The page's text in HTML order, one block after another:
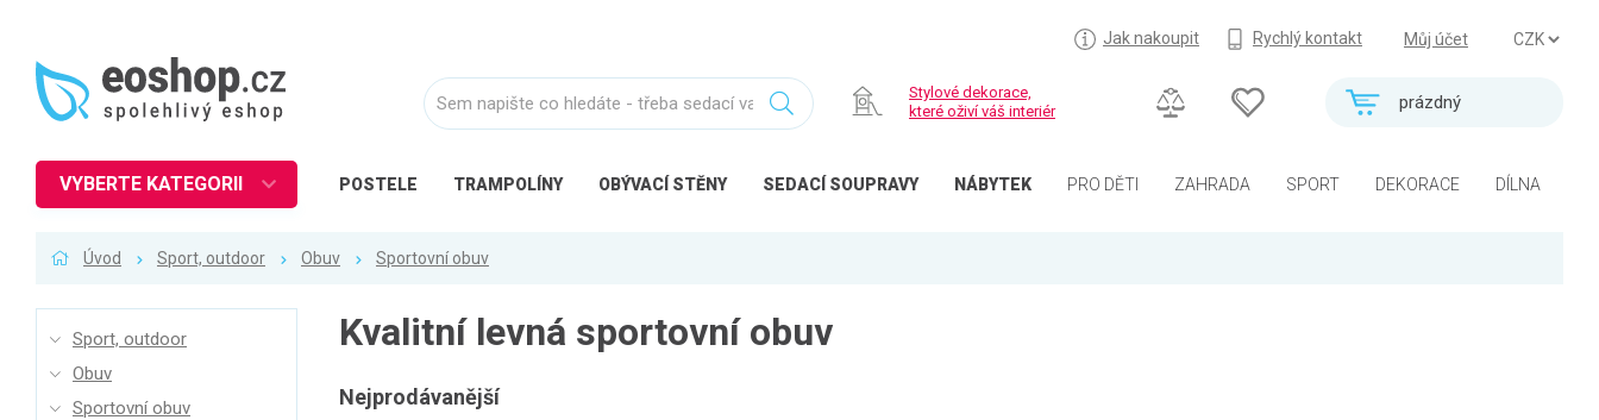
Můj účet
Jak nakoupit Rychlý kontakt
prázdný
Stylové dekorace,
které oživí váš interiér
POSTELE TRAMPOLÍNY OBÝVACÍ STĚNY SEDACÍ SOUPRAVY NÁBYTEK PRO DĚTI ZAHRADA SPORT DEKORACE DÍLNA
VYBERTE KATEGORII
Obývací pokoj
Úvod Sport, outdoor Obuv Sportovní obuv
Sport, outdoor
Obuv
Sportovní obuv
Kvalitní levná sportovní obuv
Nejprodávanější